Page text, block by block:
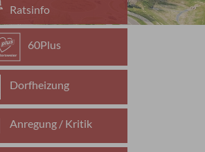
Ratsinfo
60Plus
Dorfheizung
Anregung / Kritik